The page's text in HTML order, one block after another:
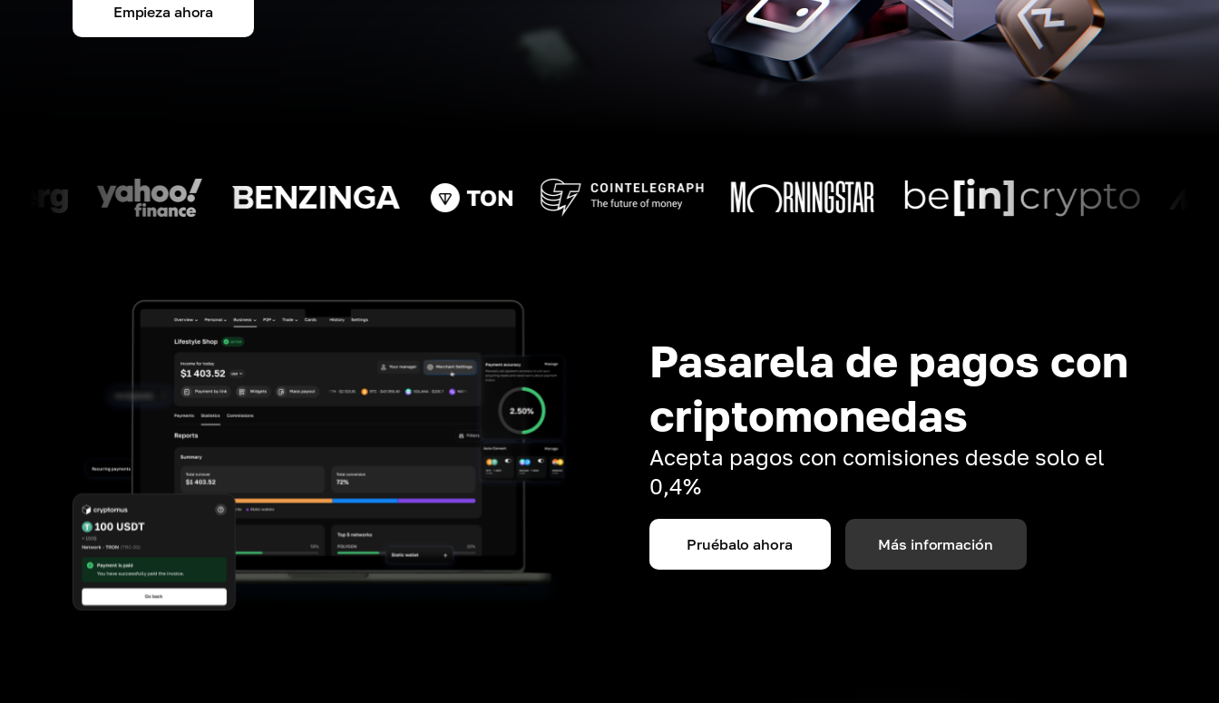
Empieza ahora
Pasarela de pagos con
criptomonedas
Acepta pagos con comisiones desde solo el
0,4%
Pruébalo ahora Más información